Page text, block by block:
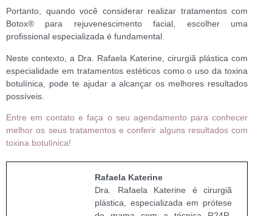
Portanto, quando você considerar realizar tratamentos com
Botox® para rejuvenescimento facial, escolher uma
profissional especializada é fundamental.
Neste contexto, a Dra. Rafaela Katerine, cirurgiã plástica com
especialidade em tratamentos estéticos como o uso da toxina
botulínica, pode te ajudar a alcançar os melhores resultados
possíveis.
Entre em contato e faça o seu agendamento para conhecer
melhor os seus tratamentos e conferir alguns resultados com
toxina botulínica!
Rafaela Katerine
Dra. Rafaela Katerine é cirurgiã
plástica, especializada em prótese